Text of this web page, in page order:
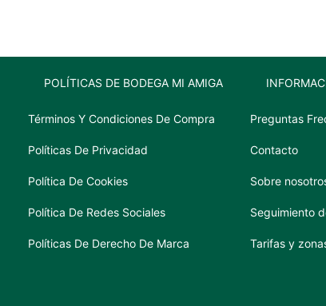
POLÍTICAS DE BODEGA MI AMIGA
Términos Y Condiciones De Compra
Políticas De Privacidad
Política De Cookies
Política De Redes Sociales
Políticas De Derecho De Marca
Preguntas
Contacto
Sobre
Seguimiento
Tarifas y